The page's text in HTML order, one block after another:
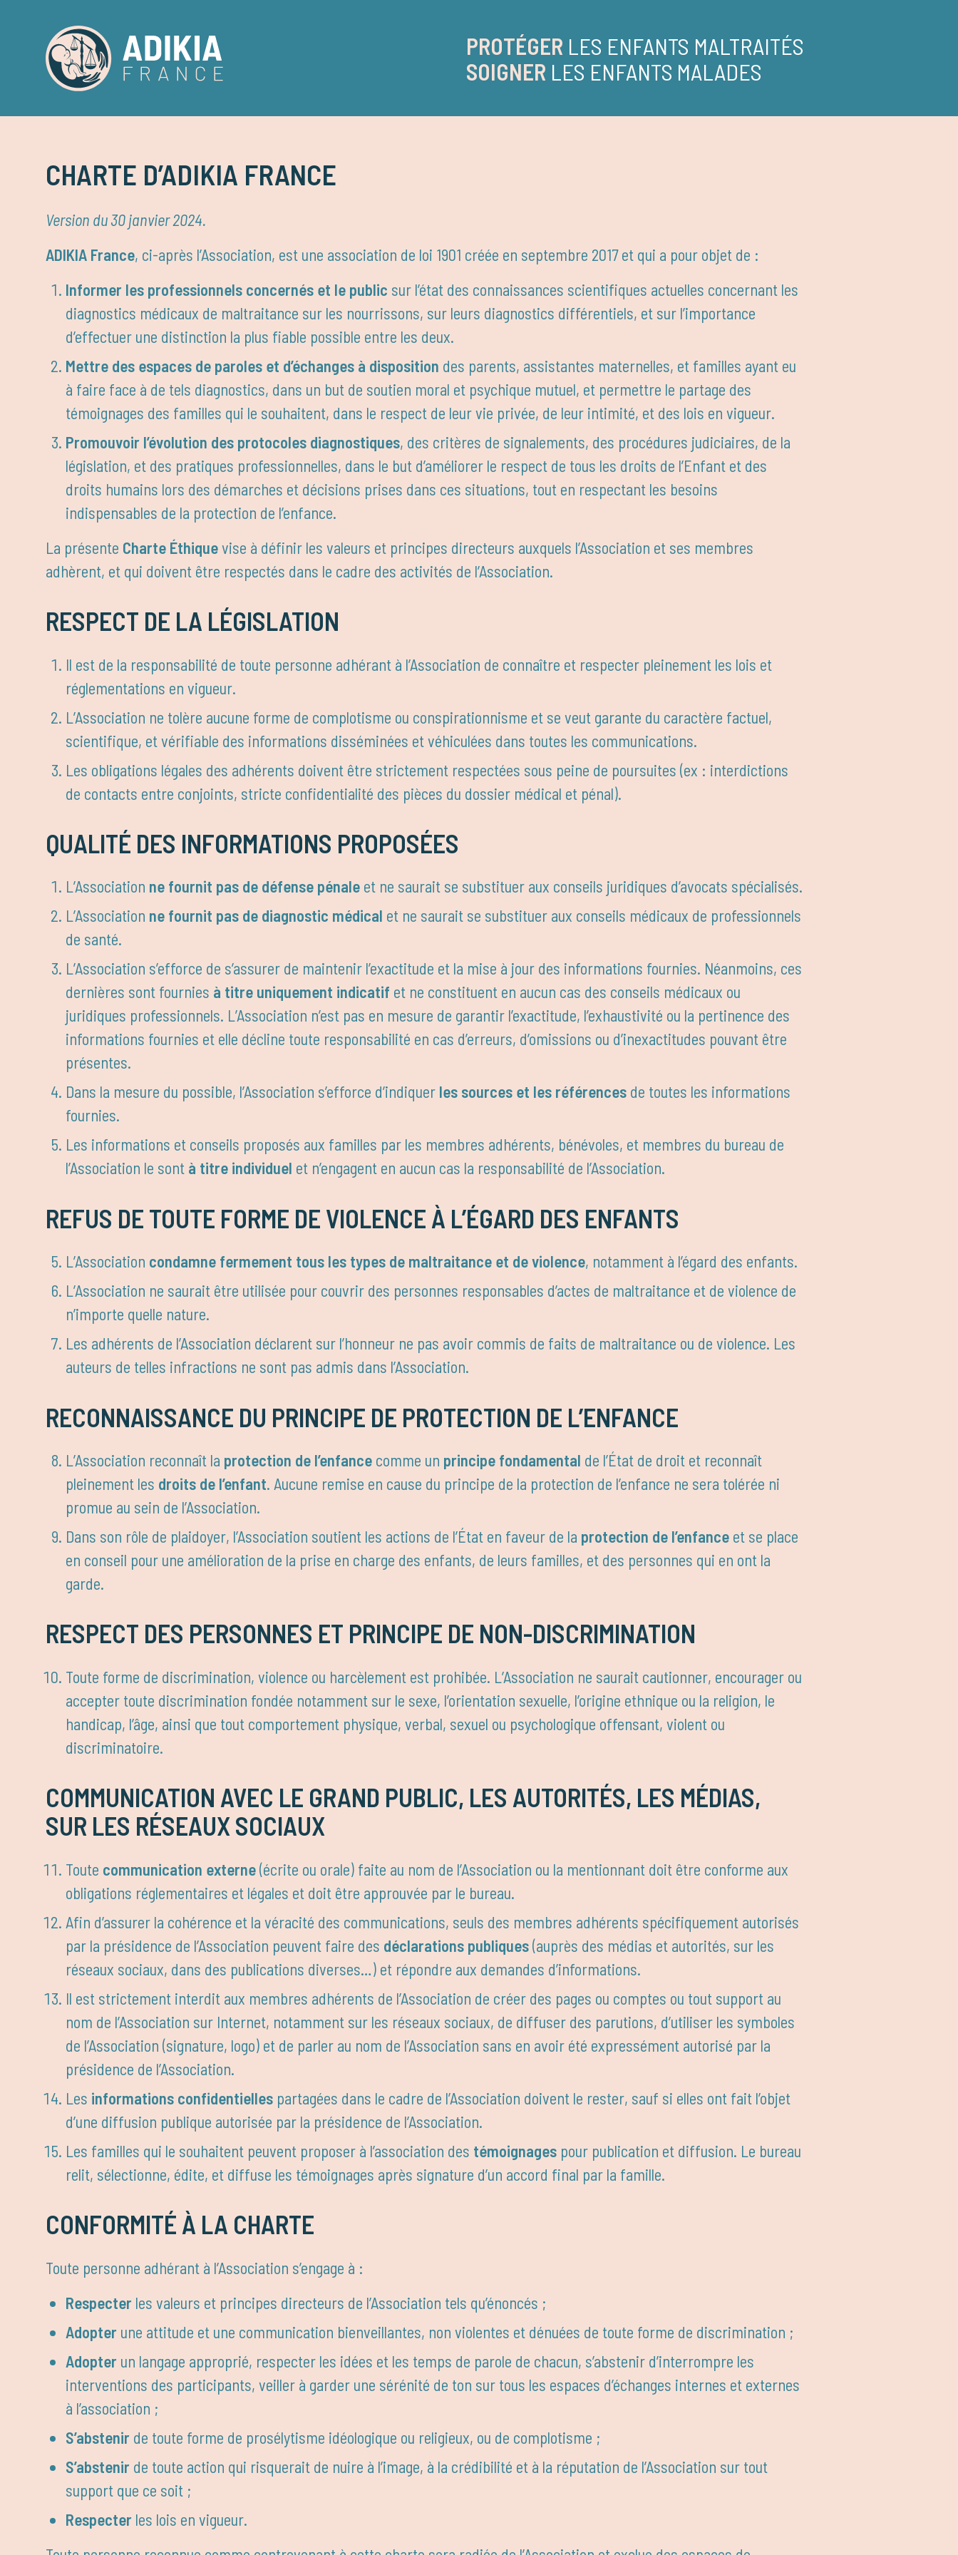
PROTÉGER LES ENFANTS MALTRAITÉS
SOIGNER LES ENFANTS MALADES
CHARTE D’ADIKIA FRANCE
Version du 30 janvier 2024.
ADIKIA France, ci-après l’Association, est une association de loi 1901 créée en septembre 2017 et qui a pour objet de :
Informer les professionnels concernés et le public sur l’état des connaissances scientifiques actuelles concernant les
diagnostics médicaux de maltraitance sur les nourrissons, sur leurs diagnostics différentiels, et sur l’importance
d’effectuer une distinction la plus fiable possible entre les deux.
Mettre des espaces de paroles et d’échanges à disposition des parents, assistantes maternelles, et familles ayant eu
à faire face à de tels diagnostics, dans un but de soutien moral et psychique mutuel, et permettre le partage des
témoignages des familles qui le souhaitent, dans le respect de leur vie privée, de leur intimité, et des lois en vigueur.
Promouvoir l’évolution des protocoles diagnostiques, des critères de signalements, des procédures judiciaires, de la
législation, et des pratiques professionnelles, dans le but d’améliorer le respect de tous les droits de l’Enfant et des
droits humains lors des démarches et décisions prises dans ces situations, tout en respectant les besoins
indispensables de la protection de l’enfance.
La présente Charte Éthiquevise à définir les valeurs et principes directeurs auxquels l’Association et ses membres
adhèrent, et qui doivent être respectés dans le cadre des activités de l’Association.
RESPECT DE LA LÉGISLATION
Il est de la responsabilité de toute personne adhérant à l’Association de connaître et respecter pleinement les lois et
réglementations en vigueur.
L’Association ne tolère aucune forme de complotisme ou conspirationnisme et se veut garante du caractère factuel,
scientifique, et vérifiable des informations disséminées et véhiculées dans toutes les communications.
Les obligations légales des adhérents doivent être strictement respectées sous peine de poursuites (ex : interdictions
de contacts entre conjoints, stricte confidentialité des pièces du dossier médical et pénal).
QUALITÉ DES INFORMATIONS PROPOSÉES
L’Association ne fournit pas de défense pénale et ne saurait se substituer aux conseils juridiques d’avocats spécialisés.
L’Association ne fournit pas de diagnostic médical et ne saurait se substituer aux conseils médicaux de professionnels
de santé.
L’Association s’efforce de s’assurer de maintenir l’exactitude et la mise à jour des informations fournies. Néanmoins, ces
dernières sont fournies à titre uniquement indicatif et ne constituent en aucun cas des conseils médicaux ou
juridiques professionnels. L’Association n’est pas en mesure de garantir l’exactitude, l’exhaustivité ou la pertinence des
informations fournies et elle décline toute responsabilité en cas d’erreurs, d’omissions ou d’inexactitudes pouvant être
présentes.
Dans la mesure du possible, l’Association s’efforce d’indiquer les sources et les références de toutes les informations
fournies.
Les informations et conseils proposés aux familles par les membres adhérents, bénévoles, et membres du bureau de
l’Association le sont à titre individuel et n’engagent en aucun cas la responsabilité de l’Association.
REFUS DE TOUTE FORME DE VIOLENCE À L’ÉGARD DES ENFANTS
L’Association condamne fermement tous les types de maltraitance et de violence, notamment à l’égard des enfants.
L’Association ne saurait être utilisée pour couvrir des personnes responsables d’actes de maltraitance et de violence de
n’importe quelle nature.
Les adhérents de l’Association déclarent sur l’honneur ne pas avoir commis de faits de maltraitance ou de violence. Les
auteurs de telles infractions ne sont pas admis dans l’Association.
RECONNAISSANCE DU PRINCIPE DE PROTECTION DE L’ENFANCE
L’Association reconnaît la protection de l’enfance comme un principe fondamental de l’État de droit et reconnaît
pleinement les droits de l’enfant. Aucune remise en cause du principe de la protection de l’enfance ne sera tolérée ni
promue au sein de l’Association.
Dans son rôle de plaidoyer, l’Association soutient les actions de l’État en faveur de la protection de l’enfance et se place
en conseil pour une amélioration de la prise en charge des enfants, de leurs familles, et des personnes qui en ont la
garde.
RESPECT DES PERSONNES ET PRINCIPE DE NON-DISCRIMINATION
Toute forme de discrimination, violence ou harcèlement est prohibée. L’Association ne saurait cautionner, encourager ou
accepter toute discrimination fondée notamment sur le sexe, l’orientation sexuelle, l’origine ethnique ou la religion, le
handicap, l’âge, ainsi que tout comportement physique, verbal, sexuel ou psychologique offensant, violent ou
discriminatoire.
COMMUNICATION AVEC LE GRAND PUBLIC, LES AUTORITÉS, LES MÉDIAS,
SUR LES RÉSEAUX SOCIAUX
Toute communication externe(écrite ou orale) faite au nom de l’Association ou la mentionnant doit être conforme aux
obligations réglementaires et légales et doit être approuvée par le bureau.
Afin d’assurer la cohérence et la véracité des communications, seuls des membres adhérents spécifiquement autorisés
par la présidence de l’Association peuvent faire des déclarations publiques(auprès des médias et autorités, sur les
réseaux sociaux, dans des publications diverses…) et répondre aux demandes d’informations.
Il est strictement interdit aux membres adhérents de l’Association de créer des pages ou comptes ou tout support au
nom de l’Association sur Internet, notamment sur les réseaux sociaux, de diffuser des parutions, d’utiliser les symboles
de l’Association (signature, logo) et de parler au nom de l’Association sans en avoir été expressément autorisé par la
présidence de l’Association.
Les informations confidentielles partagées dans le cadre de l’Association doivent le rester, sauf si elles ont fait l’objet
d’une diffusion publique autorisée par la présidence de l’Association.
Les familles qui le souhaitent peuvent proposer à l’association des témoignages pour publication et diffusion. Le bureau
relit, sélectionne, édite, et diffuse les témoignages après signature d’un accord final par la famille.
CONFORMITÉ À LA CHARTE
Toute personne adhérant à l’Association s’engage à :
Respecter les valeurs et principes directeurs de l’Association tels qu’énoncés ;
Adopter une attitude et une communication bienveillantes, non violentes et dénuées de toute forme de discrimination ;
Adopter un langage approprié, respecter les idées et les temps de parole de chacun, s’abstenir d’interrompre les
interventions des participants, veiller à garder une sérénité de ton sur tous les espaces d’échanges internes et externes
à l’association ;
S’abstenir de toute forme de prosélytisme idéologique ou religieux, ou de complotisme ;
S’abstenir de toute action qui risquerait de nuire à l’image, à la crédibilité et à la réputation de l’Association sur tout
support que ce soit ;
Respecter les lois en vigueur.